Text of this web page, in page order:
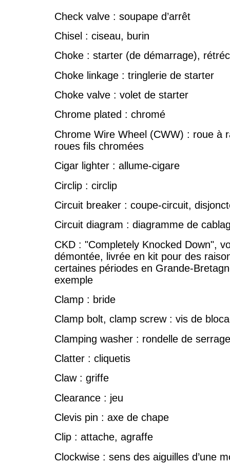
Check valve : soupape d’arrêt
Chisel : ciseau, burin
Choke : starter (de démarrage),
Choke linkage : tringlerie de starter
Choke valve : volet de starter
Chrome plated : chromé
Chrome Wire Wheel (CWW) : roue à
roues fils chromées
Cigar lighter : allume-cigare
Circlip : circlip
Circuit breaker : coupe-circuit,
Circuit diagram : diagramme de
CKD : "Completely Knocked Down",
démontée, livrée en kit pour des
certaines périodes en Grande-
exemple
Clamp : bride
Clamp bolt, clamp screw : vis de
Clamping washer : rondelle de serrage
Clatter : cliquetis
Claw : griffe
Clearance : jeu
Clevis pin : axe de chape
Clip : attache, agraffe
Clockwise : sens des aiguilles d’une